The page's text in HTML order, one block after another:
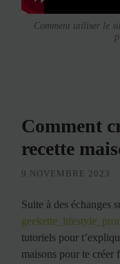
Comment utiliser le
Comment
recette
9 NOVEMBRE 2023
Suite à des échanges
tutoriels pour
maisons pour te créer